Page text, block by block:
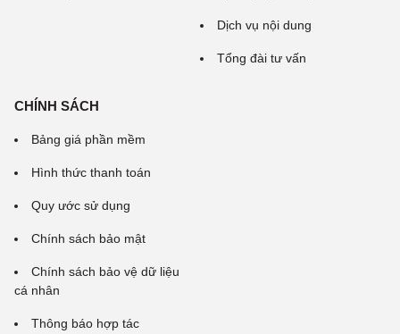
Dịch vụ nội dung
Tổng đài tư vấn
CHÍNH SÁCH
Bảng giá phần mềm
Hình thức thanh toán
Quy ước sử dụng
Chính sách bảo mật
Chính sách bảo vệ dữ liệu
cá nhân
Thông báo hợp tác